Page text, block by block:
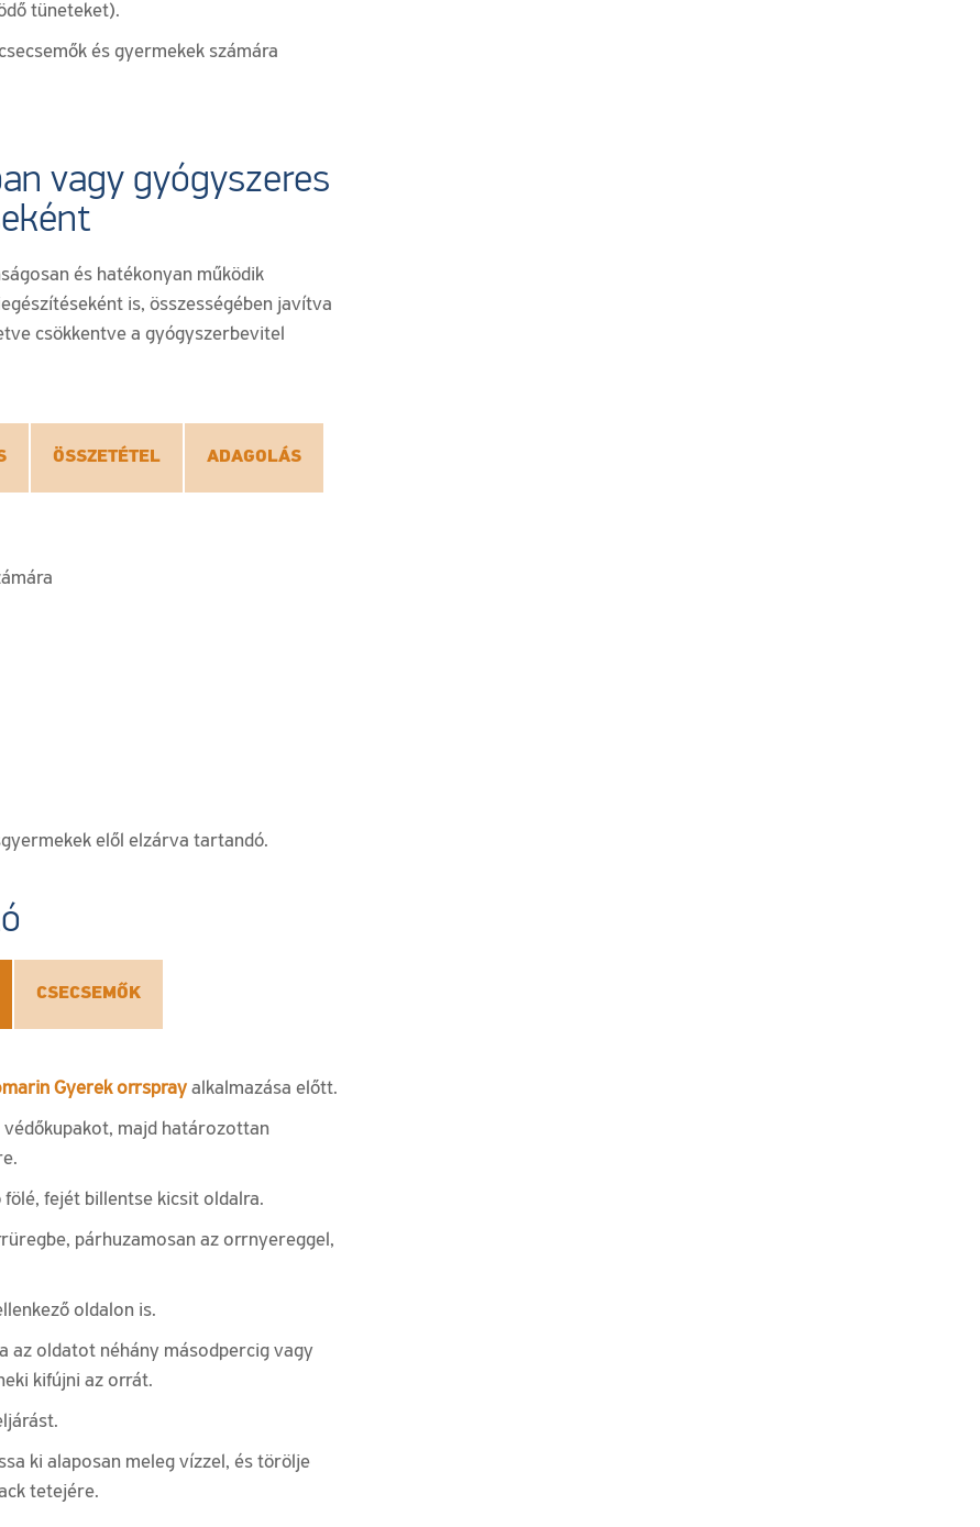
tüneteket).
és gyermekek számára
vagy gyógyszeres
és hatékonyan működik
is, összességében javítva
csökkentve a gyógyszerbevitel
ÖSSZETÉTEL ADAGOLÁS
elől elzárva tartandó.
CSECSEMŐK
Gyerek orrsprayalkalmazása előtt.
majd határozottan
fejét billentse kicsit oldalra.
párhuzamosan az orrnyereggel,
oldalon is.
az oldatot néhány másodpercig vagy
kifújni az orrát.
ki alaposan meleg vízzel, és törölje
tetejére.